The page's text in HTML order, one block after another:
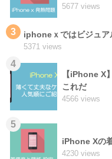
5677 views
3 iphoneｘではビジュア
5371 views
4
【iPhone X
これだ
4566 views
5
iPhone Xの
4230 views